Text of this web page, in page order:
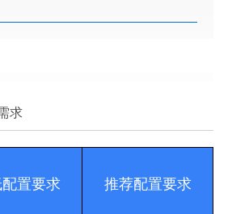
求
置要求 推荐配置要求